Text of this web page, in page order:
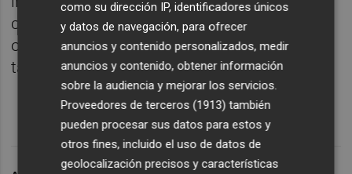
corporativa, impulsar la agilidad
organizacional y optimizar la gestión del
talento.
como su dirección IP, identificadores únicos
y datos de navegación, para ofrecer
anuncios y contenido personalizados, medir
anuncios y contenido, obtener información
sobre la audiencia y mejorar los servicios.
Proveedores de terceros (1913) también
pueden procesar sus datos para estos y
otros fines, incluido el uso de datos de
geolocalización precisos y características